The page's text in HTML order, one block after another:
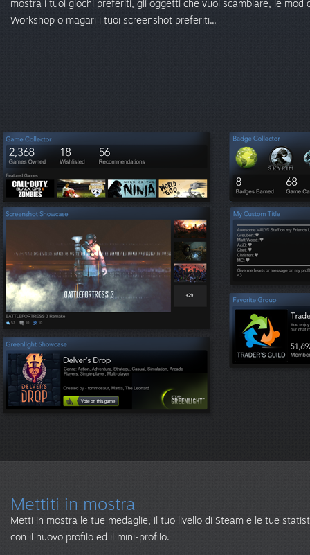
mostra i tuoi giochi preferiti, gli oggetti che vuoi scambiare, le mod
Workshop o magari i tuoi screenshot preferiti...
Mettiti in mostra
Metti in mostra le tue medaglie, il tuo livello di Steam e le tue
con il nuovo profilo ed il mini-profilo.